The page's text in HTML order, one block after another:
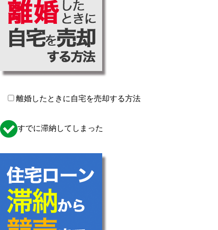
離婚したときに自宅を売却する方法
すでに滞納してしまった